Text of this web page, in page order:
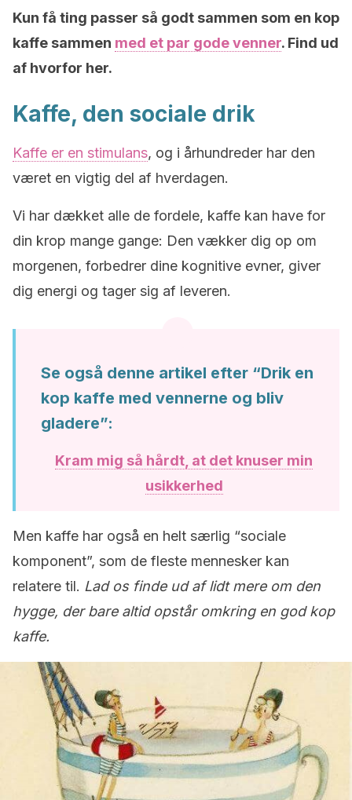
Kun få ting passer så godt sammen som en kop
kaffe sammen med et par gode venner. Find ud
af hvorfor her.
Kaffe, den sociale drik
Kaffe er en stimulans, og i århundreder har den
været en vigtig del af hverdagen.
Vi har dækket alle de fordele, kaffe kan have for
din krop mange gange: Den vækker dig op om
morgenen, forbedrer dine kognitive evner, giver
dig energi og tager sig af leveren.
Se også denne artikel efter “Drik en
kop kaffe med vennerne og bliv
gladere”:
Kram mig så hårdt, at det knuser min
usikkerhed
Men kaffe har også en helt særlig “sociale
komponent”, som de fleste mennesker kan
relatere til. Lad os finde ud af lidt mere om den
hygge, der bare altid opstår omkring en god kop
kaffe.